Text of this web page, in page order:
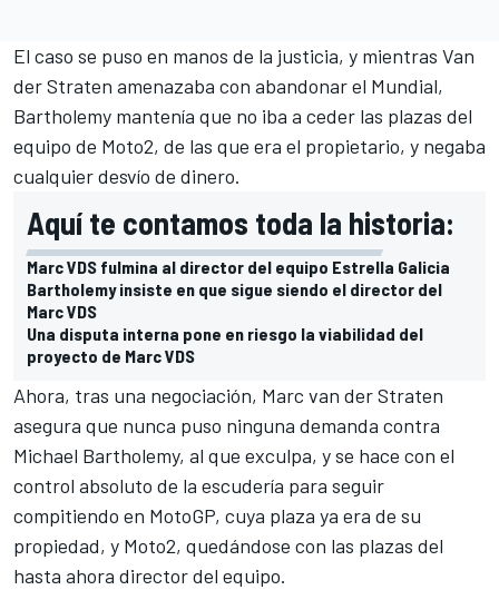
El caso se puso en manos de la justicia, y mientras Van
der Straten amenazaba con abandonar el Mundial,
Bartholemy mantenía que no iba a ceder las plazas del
equipo de Moto2, de las que era el propietario, y negaba
cualquier desvío de dinero.
Aquí te contamos toda la historia:
Marc VDS fulmina al director del equipo Estrella Galicia
Bartholemy insiste en que sigue siendo el director del
Marc VDS
Una disputa interna pone en riesgo la viabilidad del
proyecto de Marc VDS
Ahora, tras una negociación, Marc van der Straten
asegura que nunca puso ninguna demanda contra
Michael Bartholemy, al que exculpa, y se hace con el
control absoluto de la escudería para seguir
compitiendo en MotoGP, cuya plaza ya era de su
propiedad, y Moto2, quedándose con las plazas del
hasta ahora director del equipo.